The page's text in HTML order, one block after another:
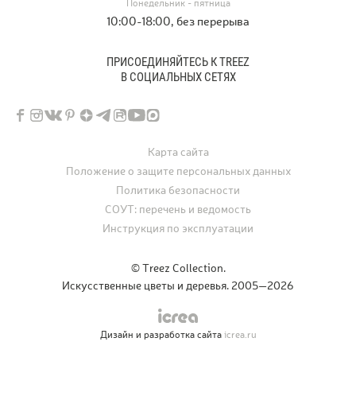
Понедельник - пятница
10:00-18:00, без перерыва
ПРИСОЕДИНЯЙТЕСЬ К TREEZ
В СОЦИАЛЬНЫХ СЕТЯХ
© Treez Collection.
Искусственные цветы и деревья. 2005—2026
Карта сайта
Положение о защите персональных данных
Политика безопасности
СОУТ: перечень и ведомость
Инструкция по эксплуатации
Дизайн и разработка сайтаicrea.ru